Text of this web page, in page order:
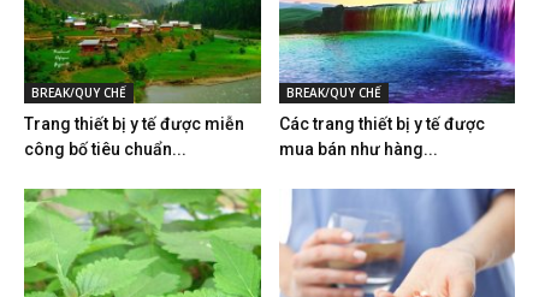
BREAK/QUY CHẾ
Trang thiết bị y tế được miễn
công bố tiêu chuẩn...
BREAK/QUY CHẾ
Các trang thiết bị y tế được
mua bán như hàng...